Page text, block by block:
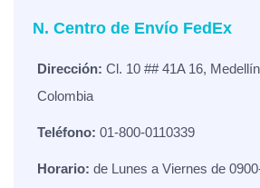
N. Centro de Envío FedEx
Dirección: Cl. 10 ## 41A 16,
Colombia
Teléfono: 01-800-0110339
Horario: de Lunes a Viernes de